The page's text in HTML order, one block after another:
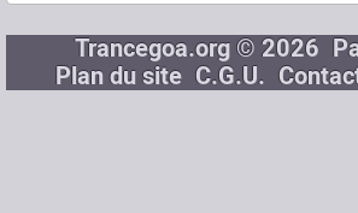
Trancegoa.org © 2026
Plan du site C.G.U.